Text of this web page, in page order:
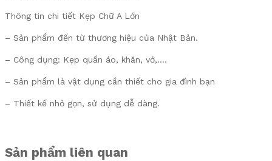
Thông tin chi tiết Kẹp Chữ A Lớn
– Sản phẩm đến từ thương hiệu của Nhật Bản.
– Công dụng: Kẹp quần áo, khăn, vớ,….
– Sản phẩm là vật dụng cần thiết cho gia đình bạn
– Thiết kế nhỏ gọn, sử dụng dễ dàng.
Sản phẩm liên quan